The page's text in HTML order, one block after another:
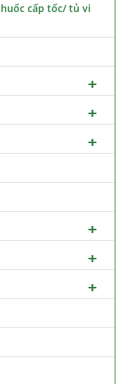
cấp tốc/ tủ vi